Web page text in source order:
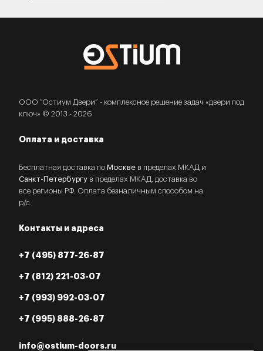
ООО “Остиум Двери” - комплексное решение задач «двери под
ключ» © 2013 - 2026
Оплата и доставка
Бесплатная доставка по Москве в пределах МКАД и
Санкт-Петербургу в пределах МКАД, доставка во
все регионы РФ. Оплата безналичным способом на
р/с.
Контакты и адреса
+7 (495) 877-26-87
+7 (812) 221-03-07
+7 (993) 992-03-07
+7 (995) 888-26-87
info@ostium-doors.ru